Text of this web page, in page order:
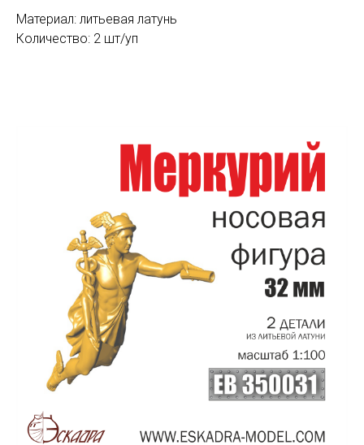
Материал: литьевая латунь
Количество: 2 шт/уп